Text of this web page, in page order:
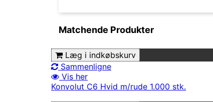
Matchende Produkter
Læg i indkøbskurv
Sammenligne
Vis her
Konvolut C6 Hvid m/rude 1.000 stk.